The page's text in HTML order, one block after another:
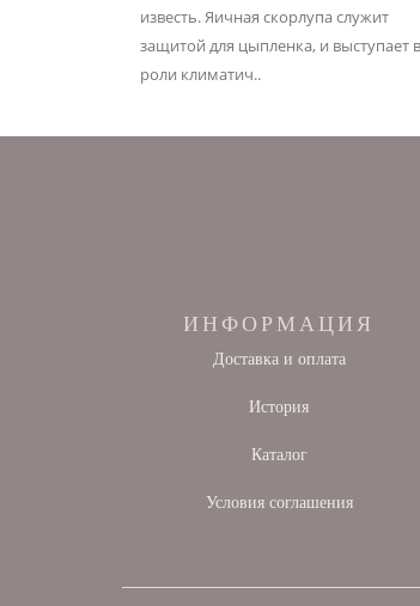
известь. Яичная скорлупа служит
защитой для цыпленка, и выступает в
роли климатич..
ИНФОРМАЦИЯ
Доставка и оплата
История
Каталог
Условия соглашения